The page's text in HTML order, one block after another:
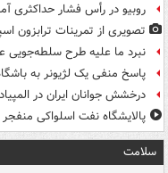
روبیو در رأس فشار حداکثری
تصویری از تمرینات ترابزون
نبرد ما علیه طرح
پاسخ منفی یک لژیونر به
درخشش جوانان ایران در
پالایشگاه نفت اسلواکی
سلامت